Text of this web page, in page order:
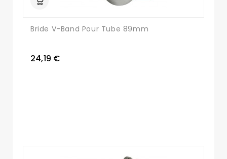
Bride V-Band Pour Tube 89mm
24,19 €